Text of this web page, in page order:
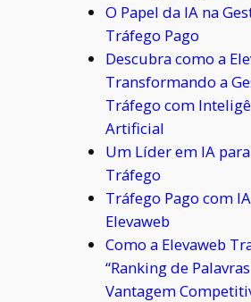
O Papel da IA na
Tráfego Pago
Descubra como a
Transformando a
Tráfego com
Artificial
Um Líder em IA
Tráfego
Tráfego Pago com
Elevaweb
Como a Elevaweb
“Ranking de
Vantagem